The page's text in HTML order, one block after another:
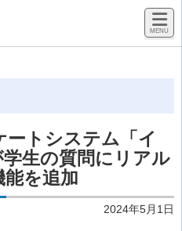
ートシステム「イ
生の質問にリアル
を追加
2024年5月1日